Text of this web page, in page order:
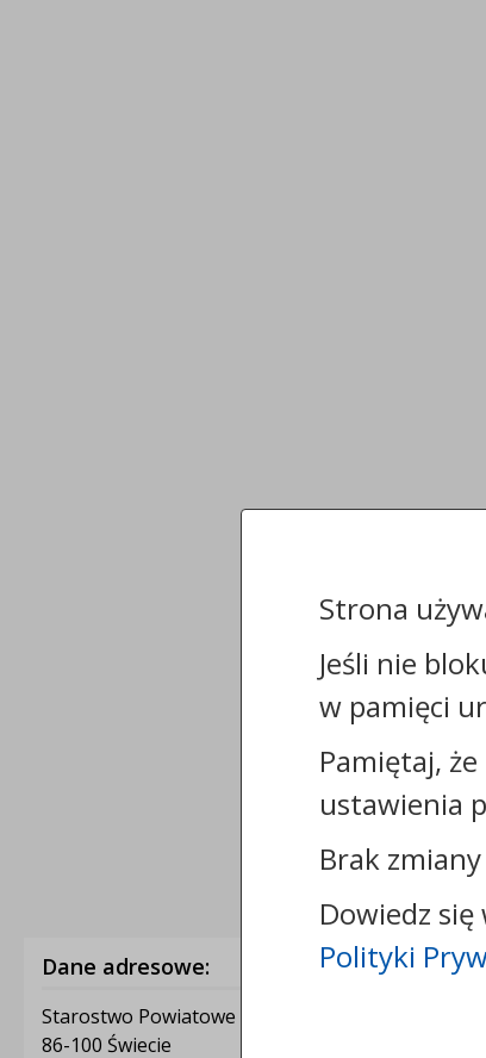
Dane adresowe:
Starostwo Powiatowe w Świeciu
86-100 Świecie
Strona
Jeśli nie
w pamięci
Pamiętaj,
ustawienia
Brak
Dowiedz
Polityki